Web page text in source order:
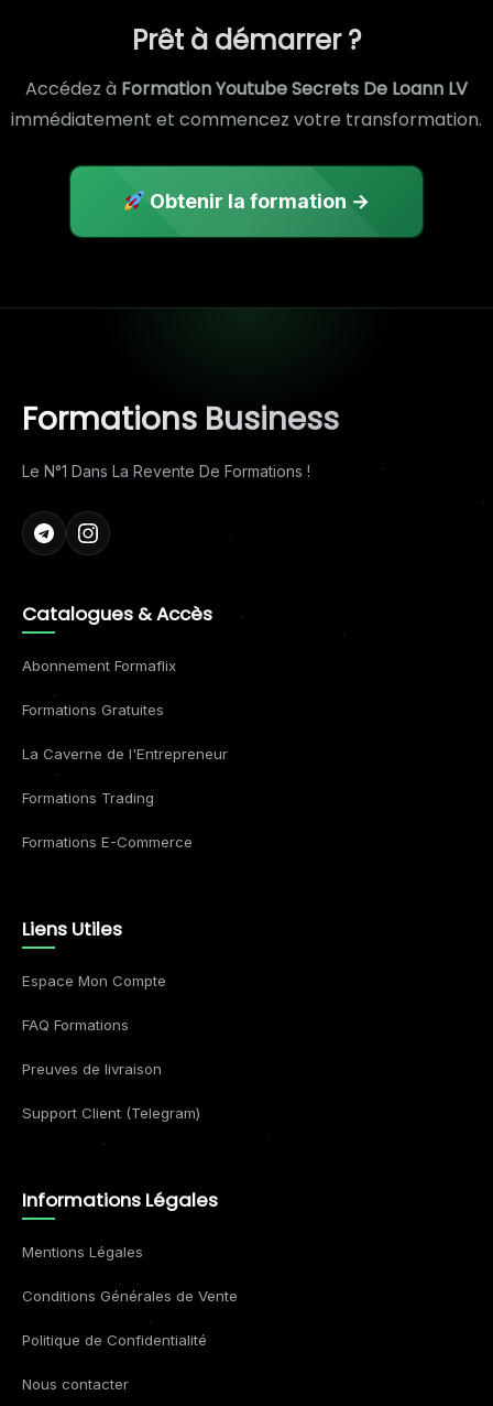
Prêt à démarrer ?
Accédez à Formation Youtube Secrets De Loann LV
immédiatement et commencez votre transformation.
Obtenir la formation →
Formations Business
Le N°1 Dans La Revente De Formations !
Catalogues & Accès
Abonnement Formaflix
Formations Gratuites
La Caverne de l'Entrepreneur
Formations Trading
Formations E-Commerce
Liens Utiles
Espace Mon Compte
FAQ Formations
Preuves de livraison
Support Client (Telegram)
Informations Légales
Mentions Légales
Conditions Générales de Vente
Politique de Confidentialité
Nous contacter